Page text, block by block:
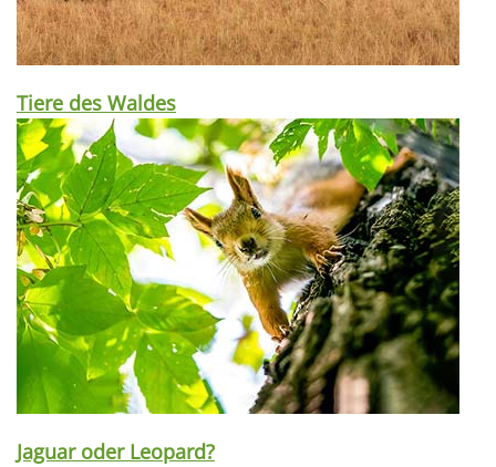
Tiere des Waldes
Jaguar oder Leopard?